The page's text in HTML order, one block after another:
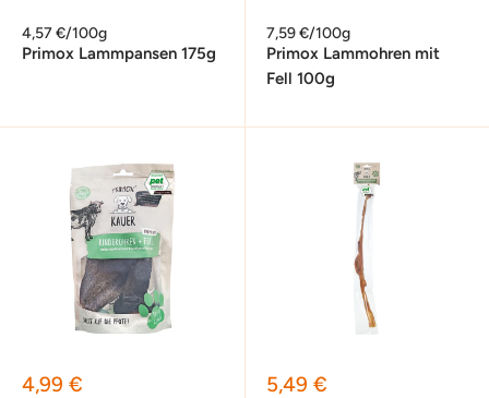
4,57 €/100g
Primox Lammpansen 175g
7,59 €/100g
Primox Lammohren mit
Fell 100g
Sonderpreis
4,99 € Sonderpreis
5,49 €